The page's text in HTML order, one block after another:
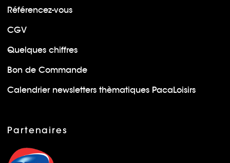
Référencez-vous
CGV
Quelques chiffres
Bon de Commande
Calendrier newsletters thèmatiques PacaLoisirs
Partenaires